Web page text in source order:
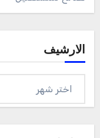
الارشيف